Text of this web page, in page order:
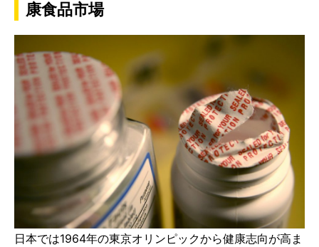
康食品市場
日本では1964年の東京オリンピックから健康志向が高ま